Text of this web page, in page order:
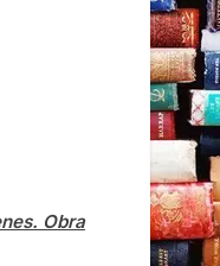
Obra